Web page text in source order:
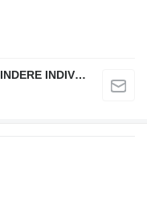
SZENTMIKLOSI ADALBERT ÎNTREPRINDERE INDIVIDUALĂ